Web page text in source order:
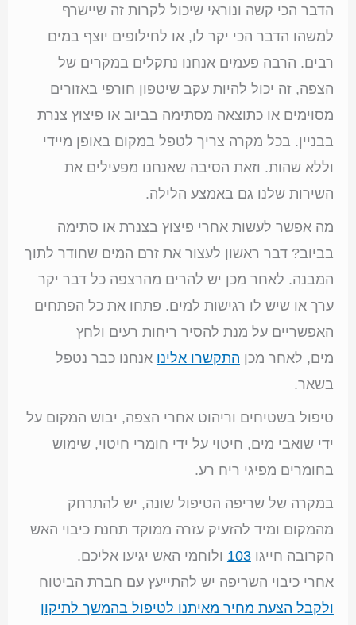
הדבר הכי קשה ונוראי שיכול לקרות זה שיישרף
למשהו הדבר הכי יקר לו, או לחילופים יוצף במים
רבים. הרבה פעמים אנחנו נתקלים במקרים של
הצפה, זה יכול להיות עקב שיטפון חורפי באזורים
מסוימים או כתוצאה מסתימה בביוב או פיצוץ צנרת
בבניין. בכל מקרה צריך לטפל במקום באופן מיידי
וללא שהות. וזאת הסיבה שאנחנו מפעילים את
השירות שלנו גם באמצע הלילה.
מה אפשר לעשות אחרי פיצוץ בצנרת או סתימה
בביוב? דבר ראשון לעצור את זרם המים שחודר לתוך
המבנה. לאחר מכן יש להרים מהרצפה כל דבר יקר
ערך או שיש לו רגישות למים. פתחו את כל הפתחים
האפשריים על מנת להסיר ריחות רעים ולחץ
מים, לאחר מכן התקשרו אלינו אנחנו כבר נטפל
בשאר.
טיפול בשטיחים וריהוט אחרי הצפה, יבוש המקום על
ידי שואבי מים, חיטוי על ידי חומרי חיטוי, שימוש
בחומרים מפיגי ריח רע.
במקרה של שריפה הטיפול שונה, יש להתרחק
מהמקום ומיד להזעיק עזרה ממוקד תחנת כיבוי האש
הקרובה חייגו103 ולוחמי האש יגיעו אליכם.
אחרי כיבוי השריפה יש להתייעץ עם חברת הביטוח
ולקבל הצעת מחיר מאיתנו לטיפול בהמשך לתיקון